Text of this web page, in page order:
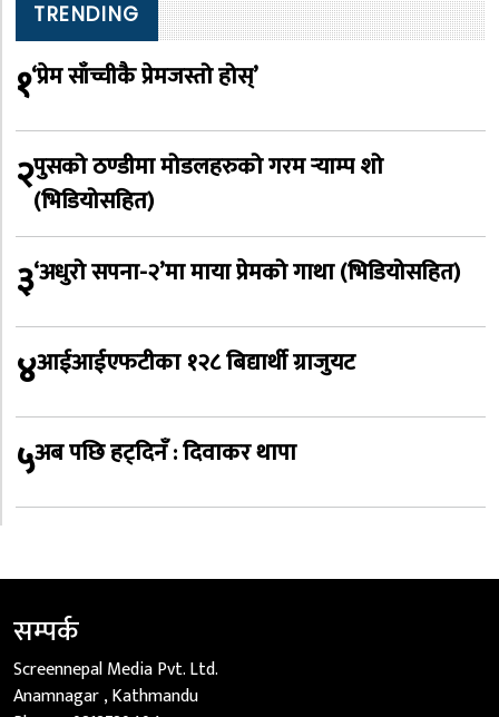
TRENDING
१‘प्रेम साँच्चीकै प्रेमजस्तो होस्’
२पुसको ठण्डीमा मोडलहरुको गरम र्‍याम्प शो
(भिडियोसहित)
३‘अधुरो सपना-२’मा माया प्रेमको गाथा (भिडियोसहित)
४आईआईएफटीका १२८ बिद्यार्थी ग्राजुयट
५अब पछि हट्दिनँ : दिवाकर थापा
सम्पर्क
Screennepal Media Pvt. Ltd.
Anamnagar , Kathmandu